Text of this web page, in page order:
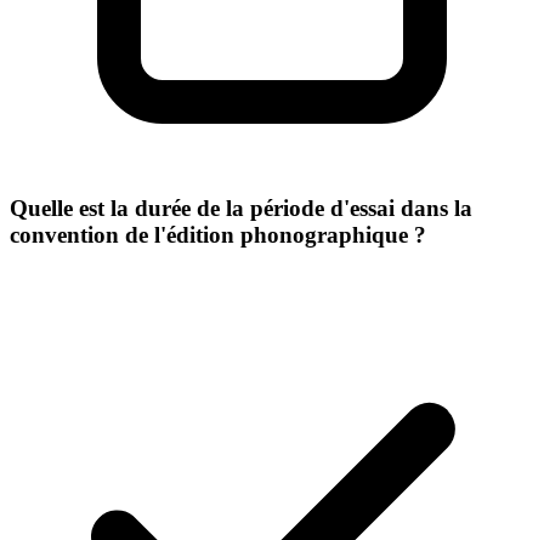
Quelle est la durée de la période d'essai dans la
convention de l'édition phonographique ?